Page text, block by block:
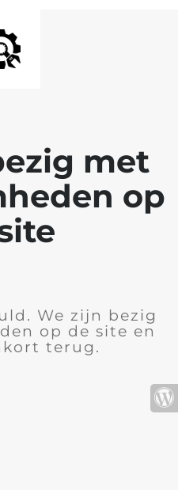
met
op
We zijn bezig
op de site en
terug.